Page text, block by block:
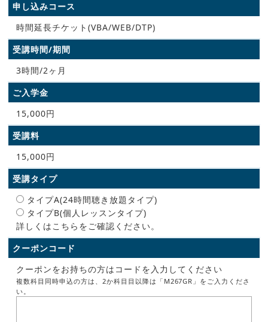
申し込みコース
時間延長チケット(VBA/WEB/DTP)
受講時間/期間
3時間/2ヶ月
ご入学金
15,000円
受講料
15,000円
受講タイプ
タイプA(24時間聴き放題タイプ)
タイプB(個人レッスンタイプ)
詳しくはこちらをご確認ください。
クーポンコード
クーポンをお持ちの方はコードを入力してください
複数科目同時申込の方は、2か科目目以降は「M267GR」をご入力くださ
い。